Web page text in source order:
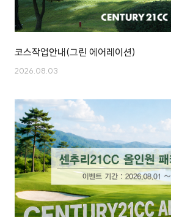
코스작업안내(그린 에어레이션)
2026.08.03